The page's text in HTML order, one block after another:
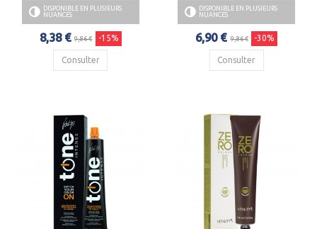
DISPONIBLE EN PLUSIEURS
NUANCES
8,38 € 9,86 € -15%
Consulter
DISPONIBLE EN PLUSIEURS
NUANCES
6,90 € 9,86 € -30%
Consulter